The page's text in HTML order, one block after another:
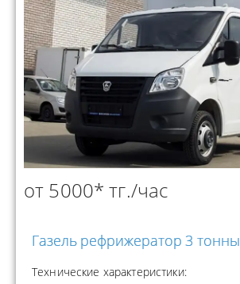
от 5000* тг./час
Газель рефрижератор 3 тонны
Технические характеристики: